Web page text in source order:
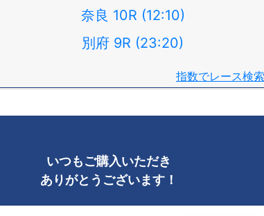
奈良 10R (12:10)
別府 9R (23:20)
指数でレース検索
いつもご購入いただき
ありがとうございます！